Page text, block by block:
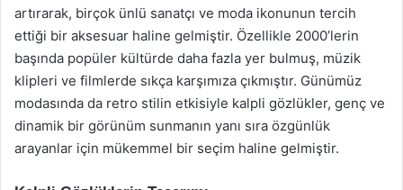
artırarak, birçok ünlü sanatçı ve moda ikonunun tercih
ettiği bir aksesuar haline gelmiştir. Özellikle 2000’lerin
başında popüler kültürde daha fazla yer bulmuş, müzik
klipleri ve filmlerde sıkça karşımıza çıkmıştır. Günümüz
modasında da retro stilin etkisiyle kalpli gözlükler, genç ve
dinamik bir görünüm sunmanın yanı sıra özgünlük
arayanlar için mükemmel bir seçim haline gelmiştir.